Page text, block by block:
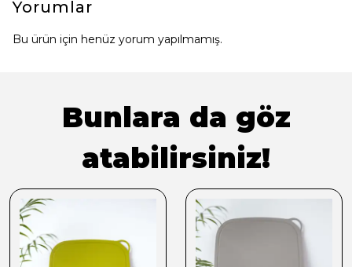
Yorumlar
Bu ürün için henüz yorum yapılmamış.
Bunlara da göz
atabilirsiniz!